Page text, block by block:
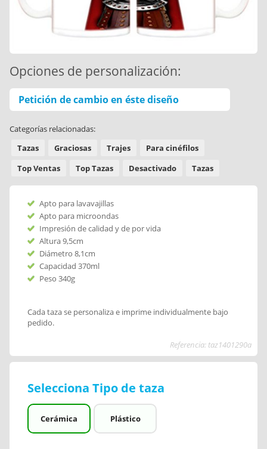
Opciones de personalización:
Petición de cambio en éste diseño
Categorías relacionadas:
Tazas
Graciosas Trajes
Para cinéfilos
Top Ventas
Top Tazas Desactivado Tazas
Apto para lavavajillas
Apto para microondas
Impresión de calidad y de por vida
Altura 9,5cm
Diámetro 8,1cm
Capacidad 370ml
Peso 340g
Cada taza se personaliza e imprime individualmente bajo
pedido.
Referencia: taz1401290a
Selecciona Tipo de taza
Cerámica Plástico